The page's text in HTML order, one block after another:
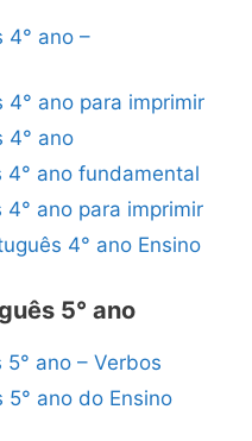
4° ano –
ano para imprimir
4° ano
ano fundamental
ano para imprimir
4° ano Ensino
5° ano
ano – Verbos
ano do Ensino